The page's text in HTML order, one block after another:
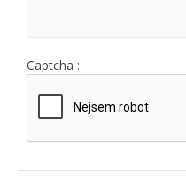
Captcha :